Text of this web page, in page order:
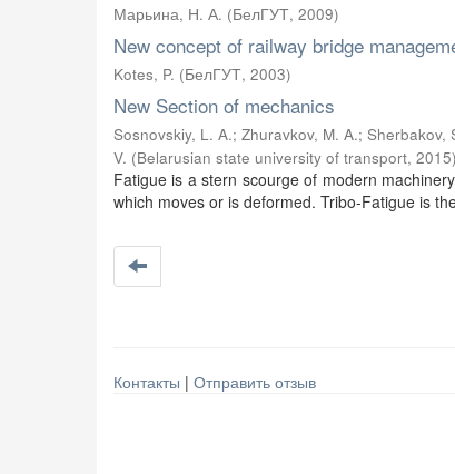
Марьина, Н. А. (БелГУТ, 2009)
New concept of railway bridge
Kotes, P. (БелГУТ, 2003)
New Section of mechanics
Sosnovskiy, L. A.; Zhuravkov, M. A.; Sherbakov,
V. (Belarusian state university of transport, 2015)
Fatigue is a stern scourge of modern
which moves or is deformed. Tribo-Fatigue is
Контакты | Отправить отзыв